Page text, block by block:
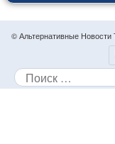
© Альтернативные Новости
Поиск